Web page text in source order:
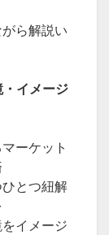
ら解説い
イメージ
ーケット
とつ紐解
イメージ